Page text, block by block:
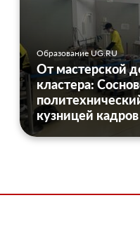
Образование UG.RU
От мастерской
кластера:
кузницей